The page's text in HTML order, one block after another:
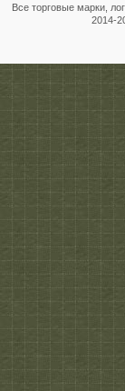
Все торговые марки,
2014-